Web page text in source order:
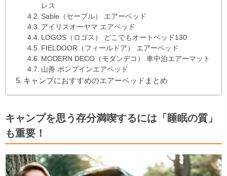
レス
Sable（セーブル） エアーベッド
アイリスオーヤマ エアベッド
LOGOS（ロゴス） どこでもオートベッド130
FIELDOOR（フィールドア） エアーベッド
MODERN DECO（モダンデコ） 車中泊エアーマット
山善 ポンプインエアベッド
キャンプにおすすめのエアーベッドまとめ
キャンプを思う存分満喫するには「睡眠の質」
も重要！